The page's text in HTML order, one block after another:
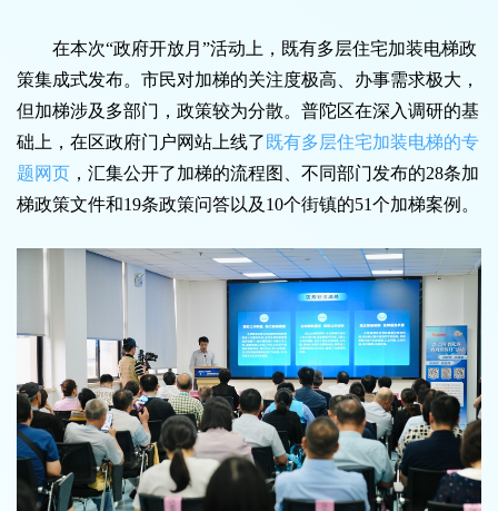
在本次“政府开放月”活动上，既有多层住宅加装电梯政
策集成式发布。市民对加梯的关注度极高、办事需求极大，
但加梯涉及多部门，政策较为分散。普陀区在深入调研的基
础上，在区政府门户网站上线了 既有多层住宅加装电梯的专
题网页 ，汇集公开了加梯的流程图、不同部门发布的28条加
梯政策文件和19条政策问答以及10个街镇的51个加梯案例。